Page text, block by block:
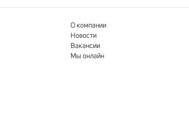
О компании
Новости
Вакансии
Мы онлайн